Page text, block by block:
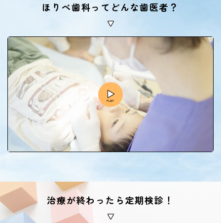
ほりべ歯科ってどんな歯医者？
治療が終わったら定期検診！